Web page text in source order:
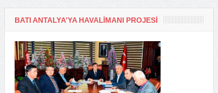
BATI ANTALYA’YA HAVALIMANI PROJESI